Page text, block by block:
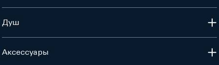
Душ
Аксессуары